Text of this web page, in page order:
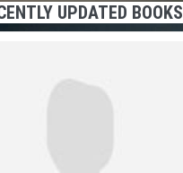
UPDATED BOOKS